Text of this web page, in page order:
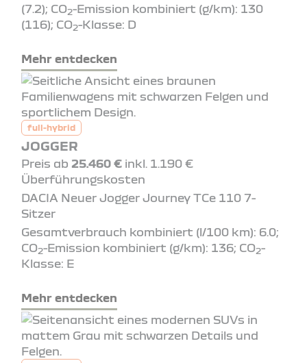
(7.2); CO2-Emission kombiniert (g/km): 130
(116); CO2-Klasse: D
Mehr entdecken
full-hybrid
JOGGER
Preis ab 25.460 € inkl. 1.190 €
Überführungskosten
DACIA Neuer Jogger Journey TCe 110 7-
Sitzer
Gesamtverbrauch kombiniert (l/100 km): 6.0;
CO2-Emission kombiniert (g/km): 136; CO2-
Klasse: E
Mehr entdecken